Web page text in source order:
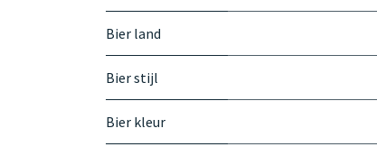
Bier land
Bier stijl
Bier kleur